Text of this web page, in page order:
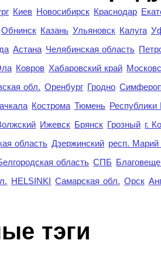
Киев Новосибирск Краснодар
Обнинск Казань Ульяновск Калуга
Астана Челябинская область
Ковров Хабаровский край
обл. Оренбург Гродно
Кострома Тюмень Республики
Ижевск Брянск Грозный г.
область Дзержинский респ.
область СПБ
HELSINKI Самарская обл. Орск
тэги